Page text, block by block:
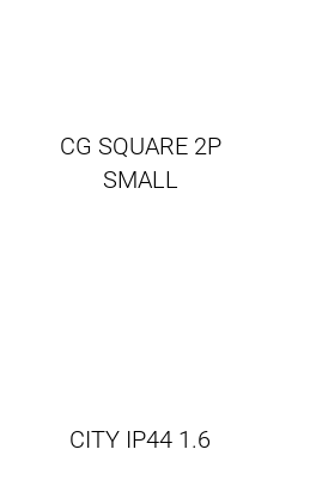
CG SQUARE 2P
SMALL
CITY IP44 1.6